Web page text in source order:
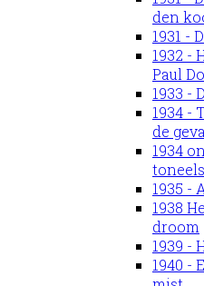
den
1931 -
1932 -
Paul
1933 -
1934 -
de
1934
1935 -
1938
droom
1939 -
1940 -